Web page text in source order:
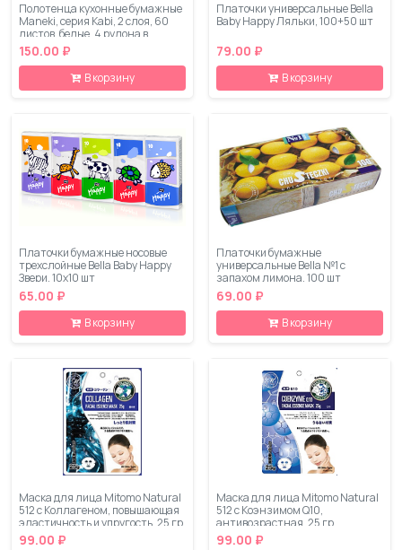
Полотенца кухонные бумажные
Maneki, серия Kabi, 2 слоя, 60
листов, белые, 4 рулона в
упаковке
150.00 ₽
В корзину
Платочки универсальные Bella
Baby Happy Ляльки, 100+50 шт
79.00 ₽
В корзину
Платочки бумажные носовые
трехслойные Bella Baby Happy
Звери, 10х10 шт
65.00 ₽
В корзину
Платочки бумажные
универсальные Bella №1 с
запахом лимона, 100 шт
69.00 ₽
В корзину
Маска для лица Mitomo Natural
512 с Коллагеном, повышающая
эластичность и упругость, 25 гр
99.00 ₽
Маска для лица Mitomo Natural
512 с Коэнзимом Q10,
антивозрастная, 25 гр
99.00 ₽